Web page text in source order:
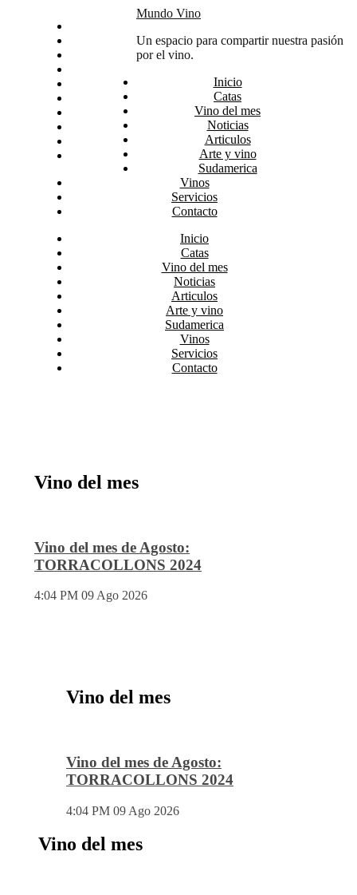
Arte y vino
Sudamerica
Mundo Vino
Un espacio para compartir nuestra pasión
por el vino.
Inicio
Catas
Vino del mes
Noticias
Articulos
Arte y vino
Sudamerica
Vinos
Servicios
Contacto
Inicio
Catas
Vino del mes
Noticias
Articulos
Arte y vino
Sudamerica
Vinos
Servicios
Contacto
Vino del mes
Vino del mes de Agosto:
TORRACOLLONS 2024
4:04 PM 09 Ago 2026
Vino del mes
Vino del mes de Agosto:
TORRACOLLONS 2024
4:04 PM 09 Ago 2026
Vino del mes